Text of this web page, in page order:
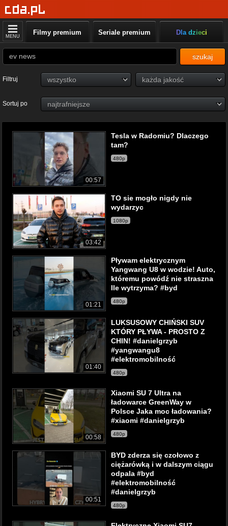
MENU Filmy premium Seriale premium Dla dzieci
szukaj
Filtruj
Sortuj po
00:57
Tesla w Radomiu? Dlaczego
tam?
480p
03:42
TO sie mogło nigdy nie
wydarzyc
1080p
01:21
Pływam elektrycznym
Yangwang U8 w wodzie! Auto,
któremu powódź nie straszna
Ile wytrzyma? #byd
480p
01:40
LUKSUSOWY CHIŃSKI SUV
KTÓRY PŁYWA - PROSTO Z
CHIN! #danielgrzyb
#yangwangu8
#elektromobilność
480p
00:58
Xiaomi SU 7 Ultra na
ładowarce GreenWay w
Polsce Jaka moc ładowania?
#xiaomi #danielgrzyb
480p
00:51
BYD zderza się czołowo z
ciężarówką i w dalszym ciągu
odpala #byd
#elektromobilność
#danielgrzyb
480p